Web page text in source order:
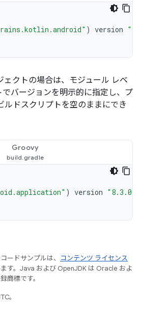
) version
ェクトの場合は、モジュール レベ
バージョンを明示的に指定し、プ
ルドスクリプトを空のままにでき
Groovy
) version "8.3.0"
ードサンプルは、
コンテンツ ライセンス
す。Java および OpenJDK は Oracle およ
商標です。
。